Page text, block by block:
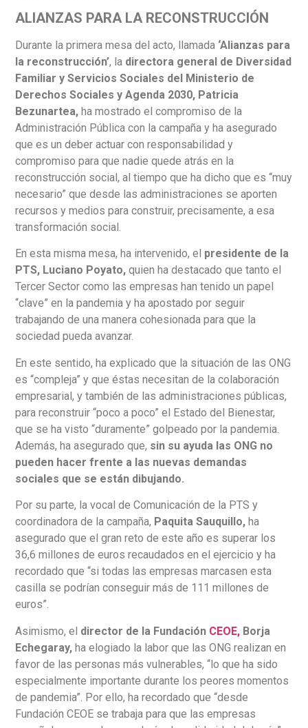
ALIANZAS PARA LA RECONSTRUCCIÓN
Durante la primera mesa del acto, llamada ‘Alianzas para
la reconstrucción’, la directora general de Diversidad
Familiar y Servicios Sociales del Ministerio de
Derechos Sociales y Agenda 2030, Patricia
Bezunartea, ha mostrado el compromiso de la
Administración Pública con la campaña y ha asegurado
que es un deber actuar con responsabilidad y
compromiso para que nadie quede atrás en la
reconstrucción social, al tiempo que ha dicho que es “muy
necesario” que desde las administraciones se aporten
recursos y medios para construir, precisamente, a esa
transformación social.
En esta misma mesa, ha intervenido, el presidente de la
PTS, Luciano Poyato,quien ha destacado que tanto el
Tercer Sector como las empresas han tenido un papel
“clave” en la pandemia y ha apostado por seguir
trabajando de una manera cohesionada para que la
sociedad pueda avanzar.
En este sentido, ha explicado que la situación de las ONG
es “compleja” y que éstas necesitan de la colaboración
empresarial, y también de las administraciones públicas,
para reconstruir “poco a poco” el Estado del Bienestar,
que se ha visto “duramente” golpeado por la pandemia.
Además, ha asegurado que, sin su ayuda las ONG no
pueden hacer frente a las nuevas demandas
sociales que se están dibujando.
Por su parte, la vocal de Comunicación de la PTS y
coordinadora de la campaña, Paquita Sauquillo, ha
asegurado que el gran reto de este año es superar los
36,6 millones de euros recaudados en el ejercicio y ha
recordado que “si todas las empresas marcasen esta
casilla se podrían conseguir más de 111 millones de
euros”.
Asimismo, el director de la Fundación CEOE, Borja
Echegaray, ha elogiado la labor que las ONG realizan en
favor de las personas más vulnerables, “lo que ha sido
especialmente importante durante los peores momentos
de pandemia”. Por ello, ha recordado que “desde
Fundación CEOE se trabaja para que las empresas